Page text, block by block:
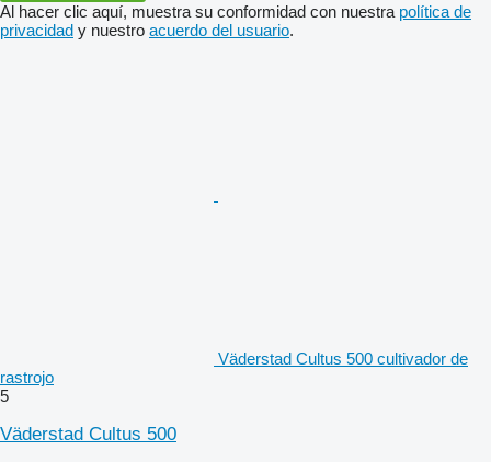
Al hacer clic aquí, muestra su conformidad con nuestra política de
privacidad y nuestro acuerdo del usuario.
Väderstad Cultus 500 cultivador de
rastrojo
5
Väderstad Cultus 500